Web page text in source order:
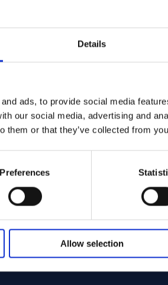
Details
ads, to provide social media
our social media, advertising and
them or that they’ve collected from
Preferences
Allow selection